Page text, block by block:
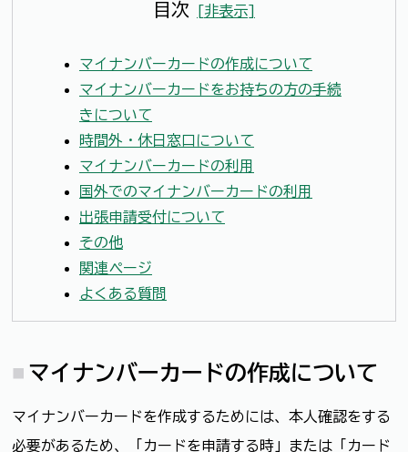
目次 [非表示]
マイナンバーカードの作成について
マイナンバーカードをお持ちの方の手続
きについて
時間外・休日窓口について
マイナンバーカードの利用
国外でのマイナンバーカードの利用
出張申請受付について
その他
関連ページ
よくある質問
マイナンバーカードの作成について
マイナンバーカードを作成するためには、本人確認をする
必要があるため、「カードを申請する時」または「カード